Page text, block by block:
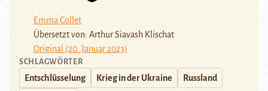
Emma Collet
Übersetzt von: Arthur Siavash Klischat
Original (20. Januar 2023)
SCHLAGWÖRTER
Entschlüsselung Krieg in der Ukraine Russland